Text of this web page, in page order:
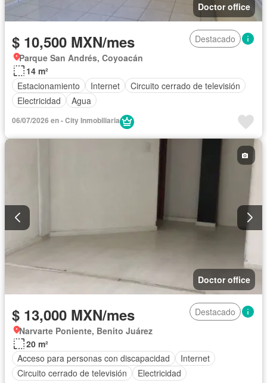
Doctor office
$ 10,500 MXN/mes
Destacado
Parque San Andrés, Coyoacán
14 m²
Estacionamiento
Internet
Circuito cerrado de televisión
Electricidad
Agua
06/07/2026 en - City Inmobiliaria
Doctor office
$ 13,000 MXN/mes
Destacado
Narvarte Poniente, Benito Juárez
20 m²
Acceso para personas con discapacidad
Internet
Circuito cerrado de televisión
Electricidad